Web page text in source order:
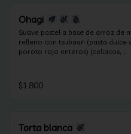
Ohagi
Suave pastel a base de arroz de
relleno con tsubuan (pasta dulce
poroto rojo enteros) (celiacos,
$1.800
Torta blanca